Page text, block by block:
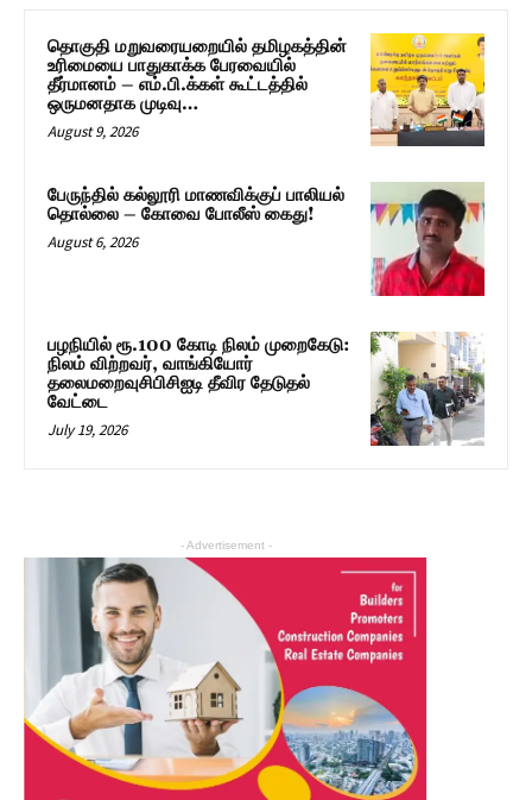
தொகுதி மறுவரையறையில் தமிழகத்தின்
உரிமையை பாதுகாக்க பேரவையில்
தீர்மானம் – எம்.பி.க்கள் கூட்டத்தில்
ஒருமனதாக முடிவு…
August 9, 2026
பேருந்தில் கல்லூரி மாணவிக்குப் பாலியல்
தொல்லை – கோவை போலீஸ் கைது!
August 6, 2026
பழநியில் ரூ.100 கோடி நிலம் முறைகேடு:
நிலம் விற்றவர், வாங்கியோர்
தலைமறைவுசிபிசிஐடி தீவிர தேடுதல்
வேட்டை
July 19, 2026
- Advertisement -